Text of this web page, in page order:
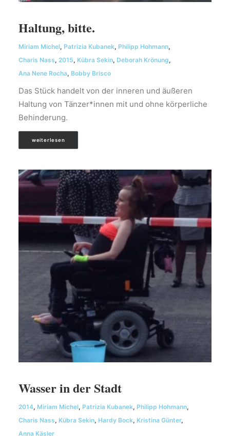
Haltung, bitte.
Miriam Michel, Patrizia Kubanek, Philipp Hohmann,
Charis Nass, 2015, Kübra Sekin, Deborah Krönung,
Ana Nene Rocha, Bobby Brisco
Das Stück handelt von der inneren und äußeren
Haltung von Tänzer*innen mit und ohne körperliche
Behinderung.
weiterlesen
Wasser in der Stadt
2014, Miriam Michel, Patrizia Kubanek, Philipp Hohmann,
Charis Nass, Kübra Sekin, Hardy Bock, Kristina Günter,
Anna Käsler